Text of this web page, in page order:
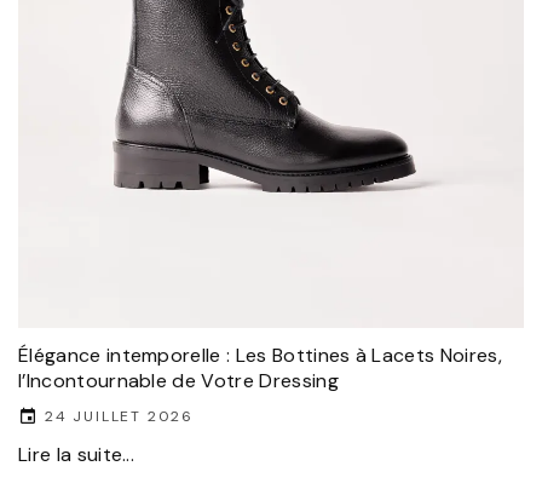
Élégance intemporelle : Les Bottines à Lacets Noires,
l’Incontournable de Votre Dressing
24 JUILLET 2026
Lire la suite...